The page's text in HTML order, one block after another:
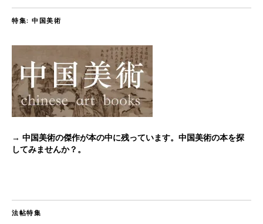
特集: 中国美術
→ 中国美術の傑作が本の中に残っています。中国美術の本を探
してみませんか？。
法帖特集